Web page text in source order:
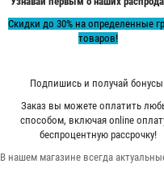
Скидки до 30% на определенные
товаров!
Подпишись и получай
Заказ вы можете оплатить
способом, включая online
беспроцентную рассрочку!
В нашем магазине всегда
Характеристики Комплект